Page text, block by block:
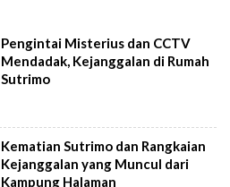
Pengintai Misterius dan CCTV
Mendadak, Kejanggalan di Rumah
Sutrimo
Kematian Sutrimo dan Rangkaian
Kejanggalan yang Muncul dari
Kampung Halaman